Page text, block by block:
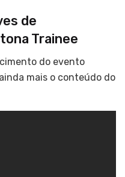
de
Trainee
do evento
mais o conteúdo do